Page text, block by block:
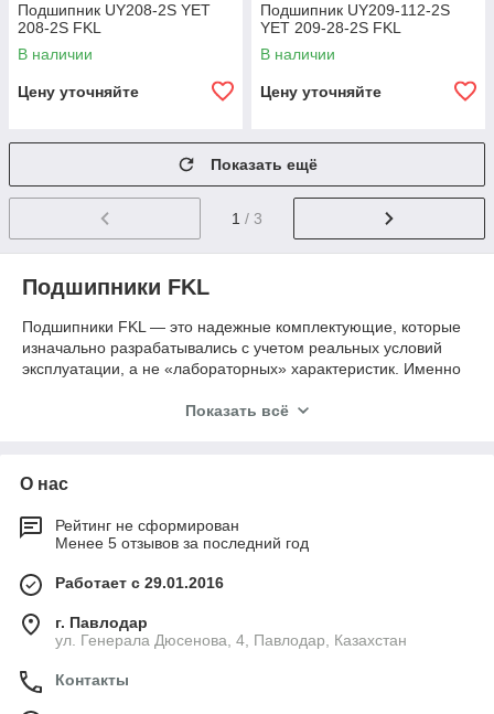
Подшипник UY208-2S YET
208-2S FKL
В наличии
Цену уточняйте
Подшипник UY209-112-2S
YET 209-28-2S FKL
В наличии
Цену уточняйте
Показать ещё
1 / 3
Подшипники FKL
Подшипники FKL — это надежные комплектующие, которые
изначально разрабатывались с учетом реальных условий
эксплуатации, а не «лабораторных» характеристик. Именно
сельскохозяйственной технике, где присутствуют пыль, грязь,
ориентирована на работу в сложной среде. Такие
обеспечить вращение, а гарантировать стабильную и долгую
работу без частого обслуживания. Это особенно актуально
нагрузкой — например, во время посевной или уборки
О бренде FKL
Компания FKL — это производитель из Сербии с более чем
полувековой историей. Бренд начал работу в 1961 году и с
Показать всё
О нас
Рейтинг не сформирован
Менее 5 отзывов за последний год
Работает с 29.01.2016
г. Павлодар
ул. Генерала Дюсенова, 4, Павлодар, Казахстан
Контакты